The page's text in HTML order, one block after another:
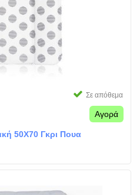
Σε απόθεμα
Αγορά
50Χ70 Γκρι Πουα